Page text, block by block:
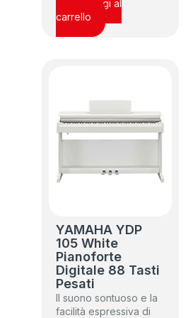
Aggiungi al
carrello
YAMAHA YDP
105 White
Pianoforte
Digitale 88 Tasti
Pesati
Il suono sontuoso e la
facilità espressiva di